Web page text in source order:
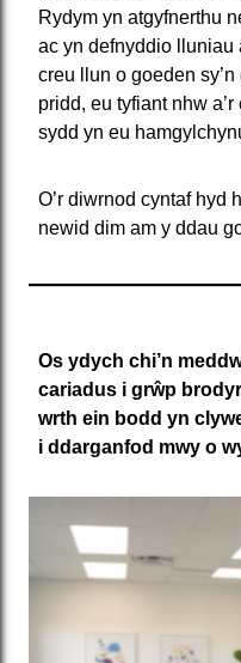
Rydym yn atgyfnerthu
ac yn defnyddio
creu llun o goeden
pridd, eu tyfiant nhw
sydd yn eu
O’r diwrnod cyntaf hyd
newid dim am y ddau
Os ydych chi’n
cariadus i grŵp
wrth ein bodd yn
i ddarganfod mwy o